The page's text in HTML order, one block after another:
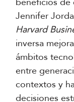
Jennifer
Harvard
inversa
ámbitos
entre
contextos y
decisiones